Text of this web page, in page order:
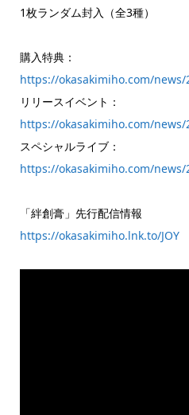
1枚ランダム封入（全3種）
購入特典：
https://okasakimiho.com/news/
リリースイベント：
https://okasakimiho.com/news/
スペシャルライブ：
https://okasakimiho.com/news/
「絆創膏」先行配信情報
https://okasakimiho.lnk.to/JOY